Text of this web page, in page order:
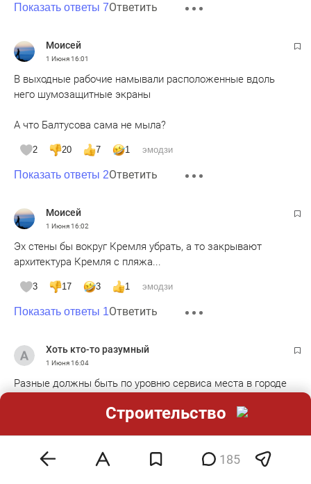
Показать ответы 7Ответить
Moисeй
1 Июня16:01
В выходные рабочие намывали расположенные вдоль
него шумозащитные экраны
А что Балтусова сама не мыла?
2 20 7 1 эмодзи
Показать ответы 2Ответить
Moисeй
1 Июня16:02
Эх стены бы вокруг Кремля убрать, а то закрывают
архитектура Кремля с пляжа...
3 17 3 1 эмодзи
Показать ответы 1Ответить
Хоть кто-то разумный
1 Июня16:04
Разные должны быть по уровню сервиса места в городе
эмодзи
Ответить
185
Строительство